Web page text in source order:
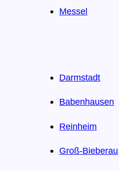
Messel
Darmstadt
Babenhausen
Reinheim
Groß-Bieberau